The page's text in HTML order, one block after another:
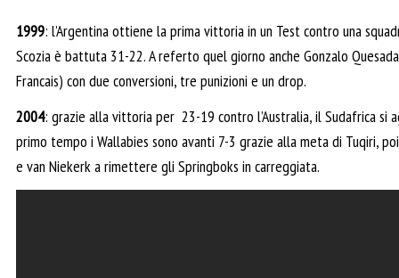
1999: l’Argentina ottiene la prima vittoria in un Test contro una
Scozia è battuta 31-22. A referto quel giorno anche Gonzalo
Francais) con due conversioni, tre punizioni e un drop.
2004: grazie alla vittoria per 23-19 contro l’Australia, il Sudafrica si
primo tempo i Wallabies sono avanti 7-3 grazie alla meta di Tuqiri,
e van Niekerk a rimettere gli Springboks in carreggiata.